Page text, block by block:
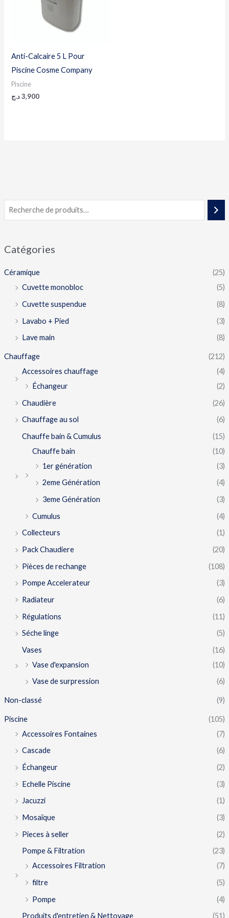
Catégories
Céramique
(25)
Cuvette monobloc
(5)
Cuvette suspendue
(8)
Lavabo + Pied
(3)
Lave main
(8)
Chauffage
(212)
Accessoires chauffage
(4)
Échangeur
(2)
Chaudière
(26)
Chauffage au sol
(6)
Chauffe bain & Cumulus
(15)
Chauffe bain
(10)
1er génération
(3)
2eme Génération
(4)
3eme Génération
(3)
Cumulus
(4)
Collecteurs
(1)
Pack Chaudiere
(20)
Pièces de rechange
(108)
Pompe Accelerateur
(3)
Radiateur
(6)
Régulations
(11)
Séche linge
(5)
Vases
(16)
Vase d'expansion
(10)
Vase de surpression
(6)
Non-classé (9)
Piscine
(105)
Accessoires Fontaines
(7)
Cascade
(6)
Échangeur
(2)
Echelle Piscine
(3)
Jacuzzi
(1)
Mosaïque
(3)
Pieces à seller
(2)
Pompe & Filtration
(23)
Accessoires Filtration
(7)
filtre
(5)
Pompe
(4)
Produits d'entretien & Nettoyage
(51)
Anti-Calcaire 5 L Pour
Piscine Cosme Company
Piscine
3,900 د.ج